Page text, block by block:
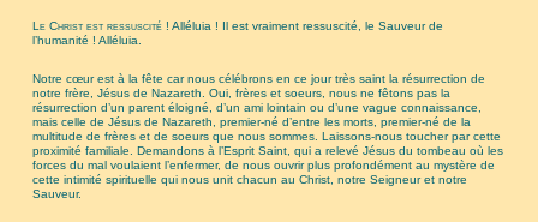
Le Christ est ressuscité! Alléluia ! Il est vraiment ressuscité, le Sauveur de
l’humanité ! Alléluia.
Notre cœur est à la fête car nous célébrons en ce jour très saint la résurrection de
notre frère, Jésus de Nazareth. Oui, frères et soeurs, nous ne fêtons pas la
résurrection d’un parent éloigné, d’un ami lointain ou d’une vague connaissance,
mais celle de Jésus de Nazareth, premier-né d’entre les morts, premier-né de la
multitude de frères et de soeurs que nous sommes. Laissons-nous toucher par cette
proximité familiale. Demandons à l’Esprit Saint, qui a relevé Jésus du tombeau où les
forces du mal voulaient l’enfermer, de nous ouvrir plus profondément au mystère de
cette intimité spirituelle qui nous unit chacun au Christ, notre Seigneur et notre
Sauveur.